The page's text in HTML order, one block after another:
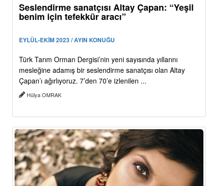
Seslendirme sanatçısı Altay Çapan: “Yeşil
benim için tefekkür aracı”
EYLÜL-EKİM 2023 / AYIN KONUĞU
Türk Tarım Orman Dergisi’nin yeni sayısında yıllarını
mesleğine adamış bir seslendirme sanatçısı olan Altay
Çapan’ı ağırlıyoruz. 7’den 70’e izlenilen ...
Hülya OMRAK